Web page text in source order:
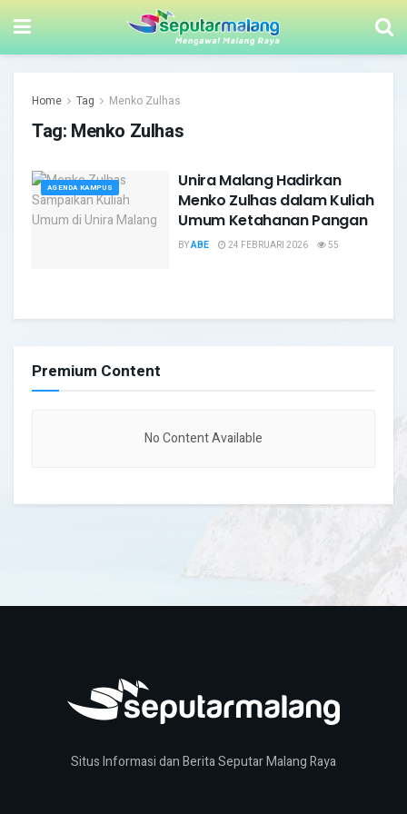
Home Tag Menko Zulhas
Tag: Menko Zulhas
AGENDA KAMPUS
Unira Malang Hadirkan
Menko Zulhas dalam Kuliah
Umum Ketahanan Pangan
BYABE 24 FEBRUARI 2026 55
Premium Content
No Content Available
Situs Informasi dan Berita Seputar Malang Raya